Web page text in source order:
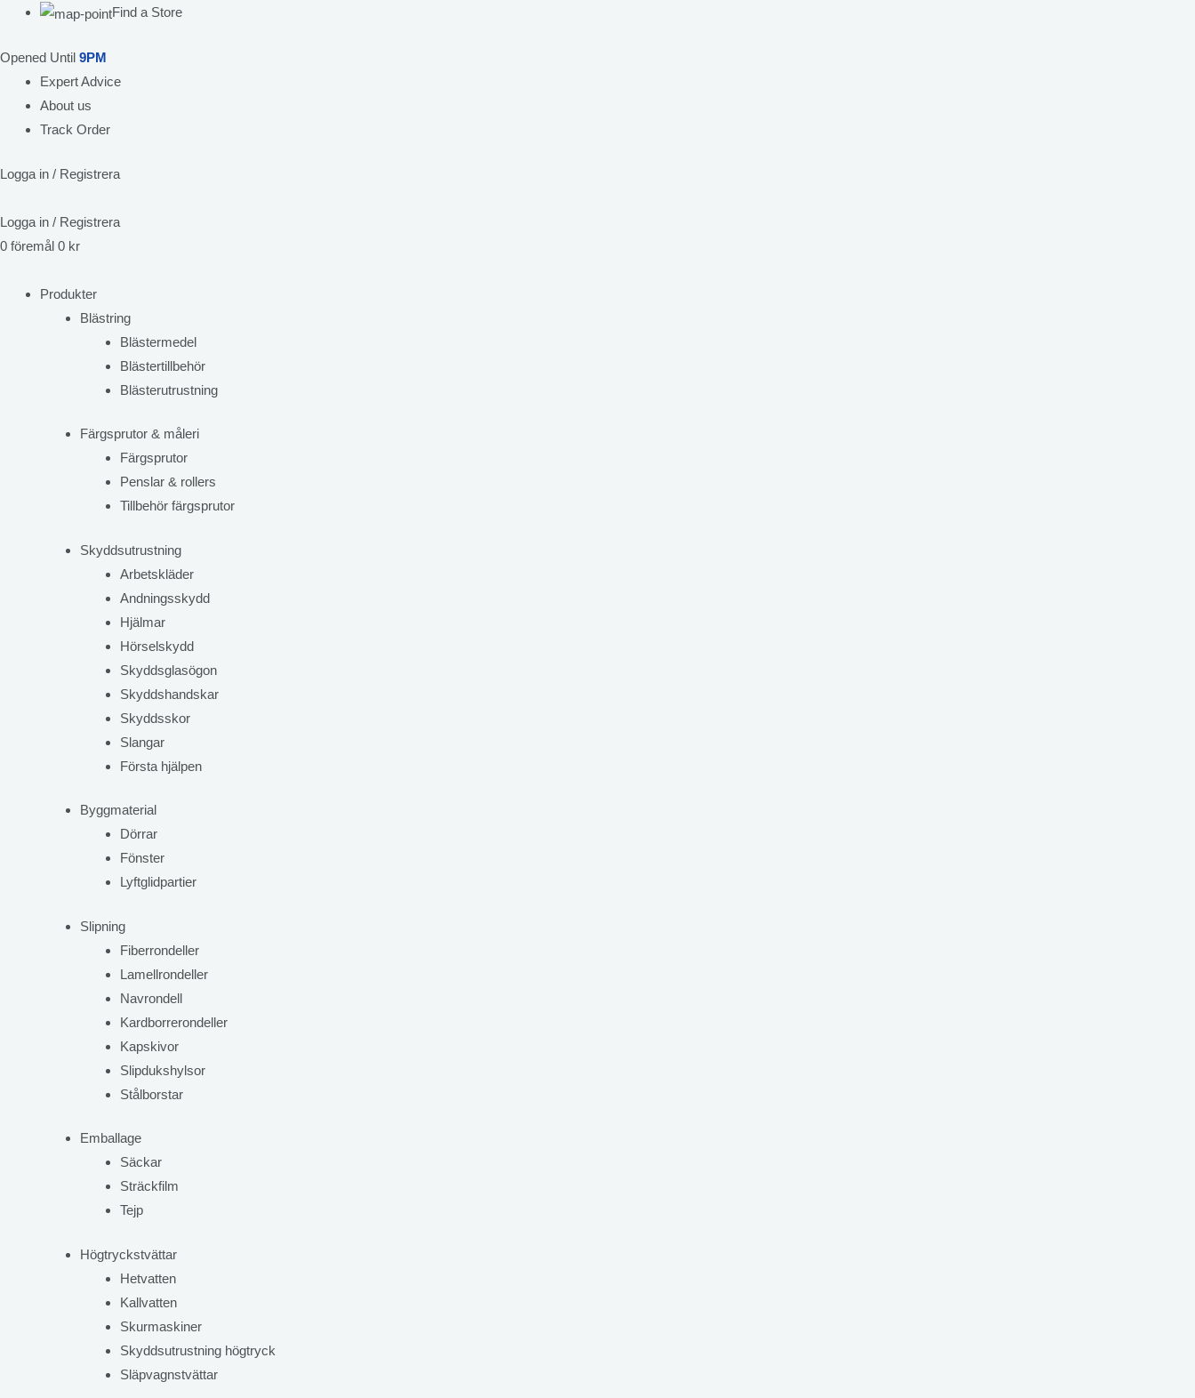
Find a Store
Opened Until 9PM
Expert Advice
About us
Track Order
Logga in / Registrera
Logga in / Registrera
0 föremål 0 kr
Produkter
Blästring
Blästermedel
Blästertillbehör
Blästerutrustning
Färgsprutor & måleri
Färgsprutor
Penslar & rollers
Tillbehör färgsprutor
Skyddsutrustning
Arbetskläder
Andningsskydd
Hjälmar
Hörselskydd
Skyddsglasögon
Skyddshandskar
Skyddsskor
Slangar
Första hjälpen
Byggmaterial
Dörrar
Fönster
Lyftglidpartier
Slipning
Fiberrondeller
Lamellrondeller
Navrondell
Kardborrerondeller
Kapskivor
Slipdukshylsor
Stålborstar
Emballage
Säckar
Sträckfilm
Tejp
Högtryckstvättar
Hetvatten
Kallvatten
Skurmaskiner
Skyddsutrustning högtryck
Släpvagnstvättar